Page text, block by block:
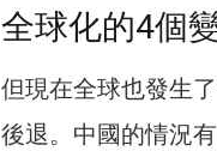
全球化的4個
但現在全球也發生
後退。中國的情況